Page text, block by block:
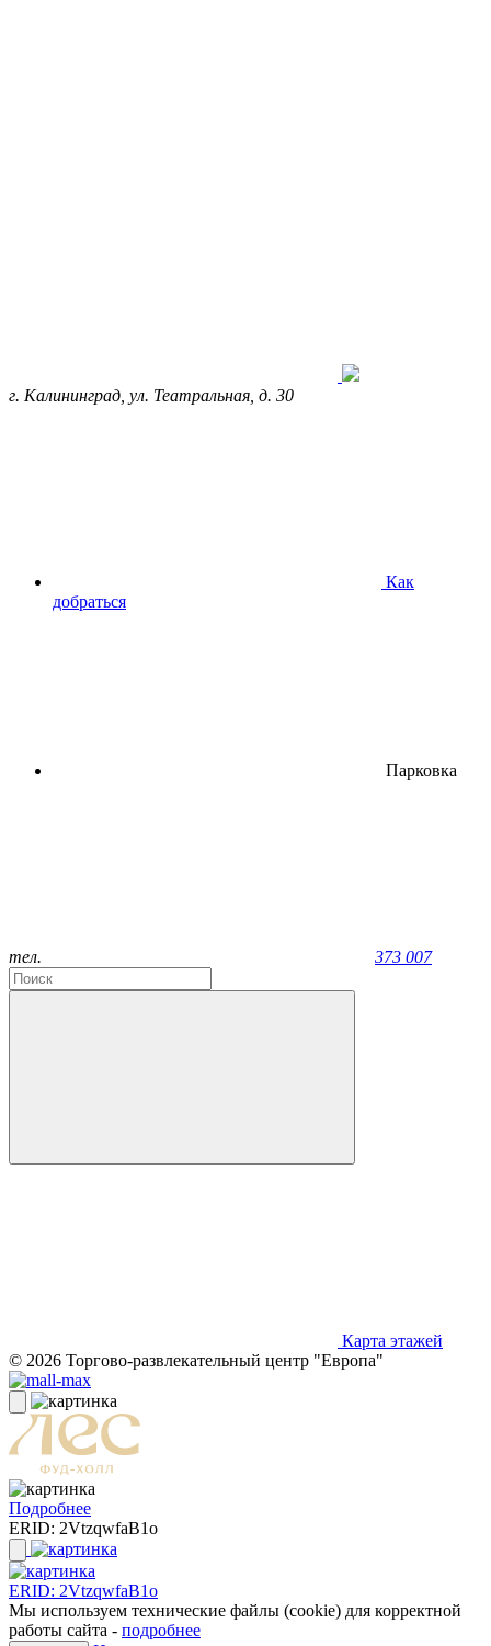
г. Калининград, ул. Театральная, д. 30
Как
добраться
Парковка
тел. 373 007
Карта этажей
© 2026 Торгово-развлекательный центр "Европа"
Подробнее
ERID: 2VtzqwfaB1o
ERID: 2VtzqwfaB1o
Мы используем технические файлы (cookie) для корректной
работы сайта - подробнее